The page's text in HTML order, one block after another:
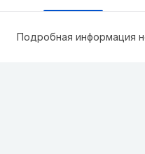
Подробная информация